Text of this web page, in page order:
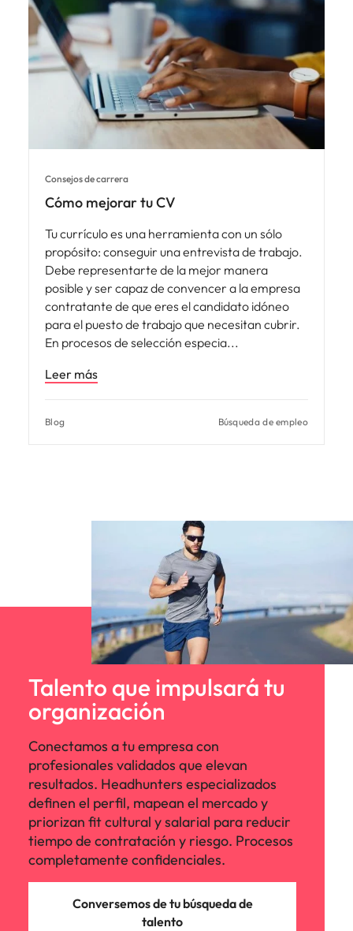
Consejos de carrera
Cómo mejorar tu CV
Tu currículo es una herramienta con un sólo
propósito: conseguir una entrevista de trabajo.
Debe representarte de la mejor manera
posible y ser capaz de convencer a la empresa
contratante de que eres el candidato idóneo
para el puesto de trabajo que necesitan cubrir.
En procesos de selección especia
Leer más
Blog Búsqueda de empleo
Talento que impulsará tu
organización
Conectamos a tu empresa con
profesionales validados que elevan
resultados. Headhunters especializados
definen el perfil, mapean el mercado y
priorizan fit cultural y salarial para reducir
tiempo de contratación y riesgo. Procesos
completamente confidenciales.
Conversemos de tu búsqueda de
talento